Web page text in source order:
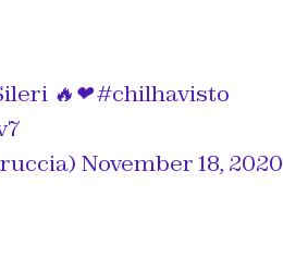
🔥❤#chilhavisto
November 18, 2020